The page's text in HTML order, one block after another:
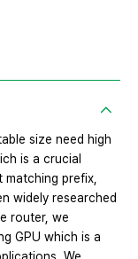
size need high
is a crucial
prefix,
widely researched
router, we
GPU which is a